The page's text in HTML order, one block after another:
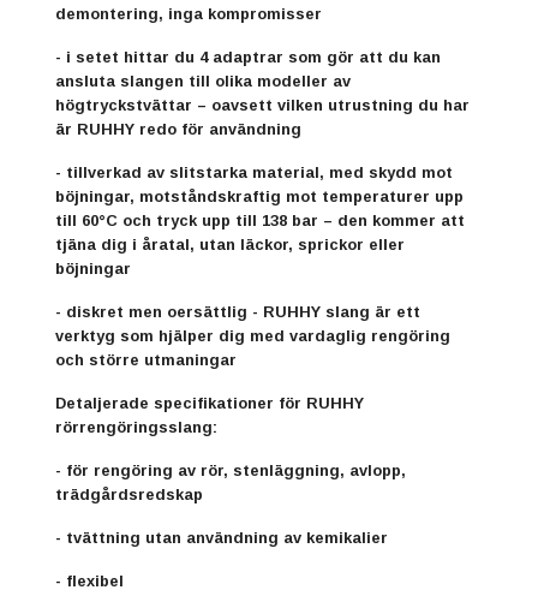
demontering, inga kompromisser
- i setet hittar du 4 adaptrar som gör att du kan
ansluta slangen till olika modeller av
högtryckstvättar – oavsett vilken utrustning du har
är RUHHY redo för användning
- tillverkad av slitstarka material, med skydd mot
böjningar, motståndskraftig mot temperaturer upp
till 60°C och tryck upp till 138 bar – den kommer att
tjäna dig i åratal, utan läckor, sprickor eller
böjningar
- diskret men oersättlig - RUHHY slang är ett
verktyg som hjälper dig med vardaglig rengöring
och större utmaningar
Detaljerade specifikationer för RUHHY
rörrengöringsslang:
- för rengöring av rör, stenläggning, avlopp,
trädgårdsredskap
- tvättning utan användning av kemikalier
- flexibel